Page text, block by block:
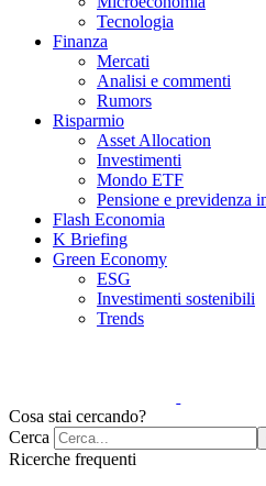
Tecnologia
Finanza
Mercati
Analisi e commenti
Rumors
Risparmio
Asset Allocation
Investimenti
Mondo ETF
Pensione e previdenza
Flash Economia
K Briefing
Green Economy
ESG
Investimenti sostenibili
Trends
Cosa stai cercando?
Cerca
Ricerche frequenti